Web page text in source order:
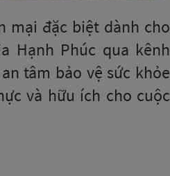
mại đặc biệt dành cho
Hạnh Phúc qua kênh
tâm bảo vệ sức khỏe
và hữu ích cho cuộc